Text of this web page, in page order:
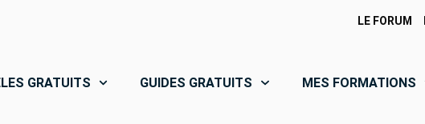
LE FORUM
GRATUITS GUIDES GRATUITS MES FORMATIONS